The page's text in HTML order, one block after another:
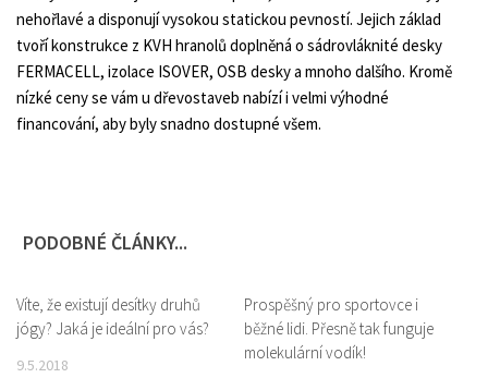
nehořlavé a disponují vysokou statickou pevností. Jejich základ
tvoří konstrukce z KVH hranolů doplněná o sádrovláknité desky
FERMACELL, izolace ISOVER, OSB desky a mnoho dalšího. Kromě
nízké ceny se vám u dřevostaveb nabízí i velmi výhodné
financování, aby byly snadno dostupné všem.
PODOBNÉ ČLÁNKY...
Víte, že existují desítky druhů
jógy? Jaká je ideální pro vás?
9.5.2018
Prospěšný pro sportovce i
běžné lidi. Přesně tak funguje
molekulární vodík!